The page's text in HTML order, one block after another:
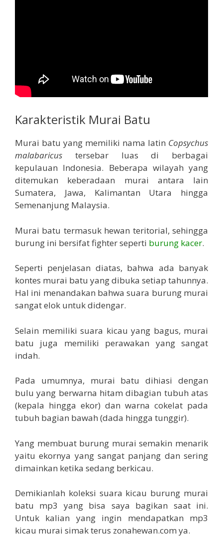
Karakteristik Murai Batu
Murai batu yang memiliki nama latin Copsychus
malabaricus tersebar luas di berbagai
kepulauan Indonesia. Beberapa wilayah yang
ditemukan keberadaan murai antara lain
Sumatera, Jawa, Kalimantan Utara hingga
Semenanjung Malaysia.
Murai batu termasuk hewan teritorial, sehingga
burung ini bersifat fighter seperti burung kacer.
Seperti penjelasan diatas, bahwa ada banyak
kontes murai batu yang dibuka setiap tahunnya.
Hal ini menandakan bahwa suara burung murai
sangat elok untuk didengar.
Selain memiliki suara kicau yang bagus, murai
batu juga memiliki perawakan yang sangat
indah.
Pada umumnya, murai batu dihiasi dengan
bulu yang berwarna hitam dibagian tubuh atas
(kepala hingga ekor) dan warna cokelat pada
tubuh bagian bawah (dada hingga tunggir).
Yang membuat burung murai semakin menarik
yaitu ekornya yang sangat panjang dan sering
dimainkan ketika sedang berkicau.
Demikianlah koleksi suara kicau burung murai
batu mp3 yang bisa saya bagikan saat ini.
Untuk kalian yang ingin mendapatkan mp3
kicau murai simak terus zonahewan.com ya.